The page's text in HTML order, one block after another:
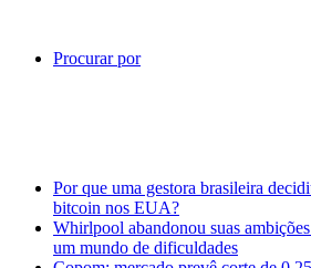
Procurar por
Por que uma gestora brasileira
bitcoin nos EUA?
Whirlpool abandonou suas
um mundo de dificuldades